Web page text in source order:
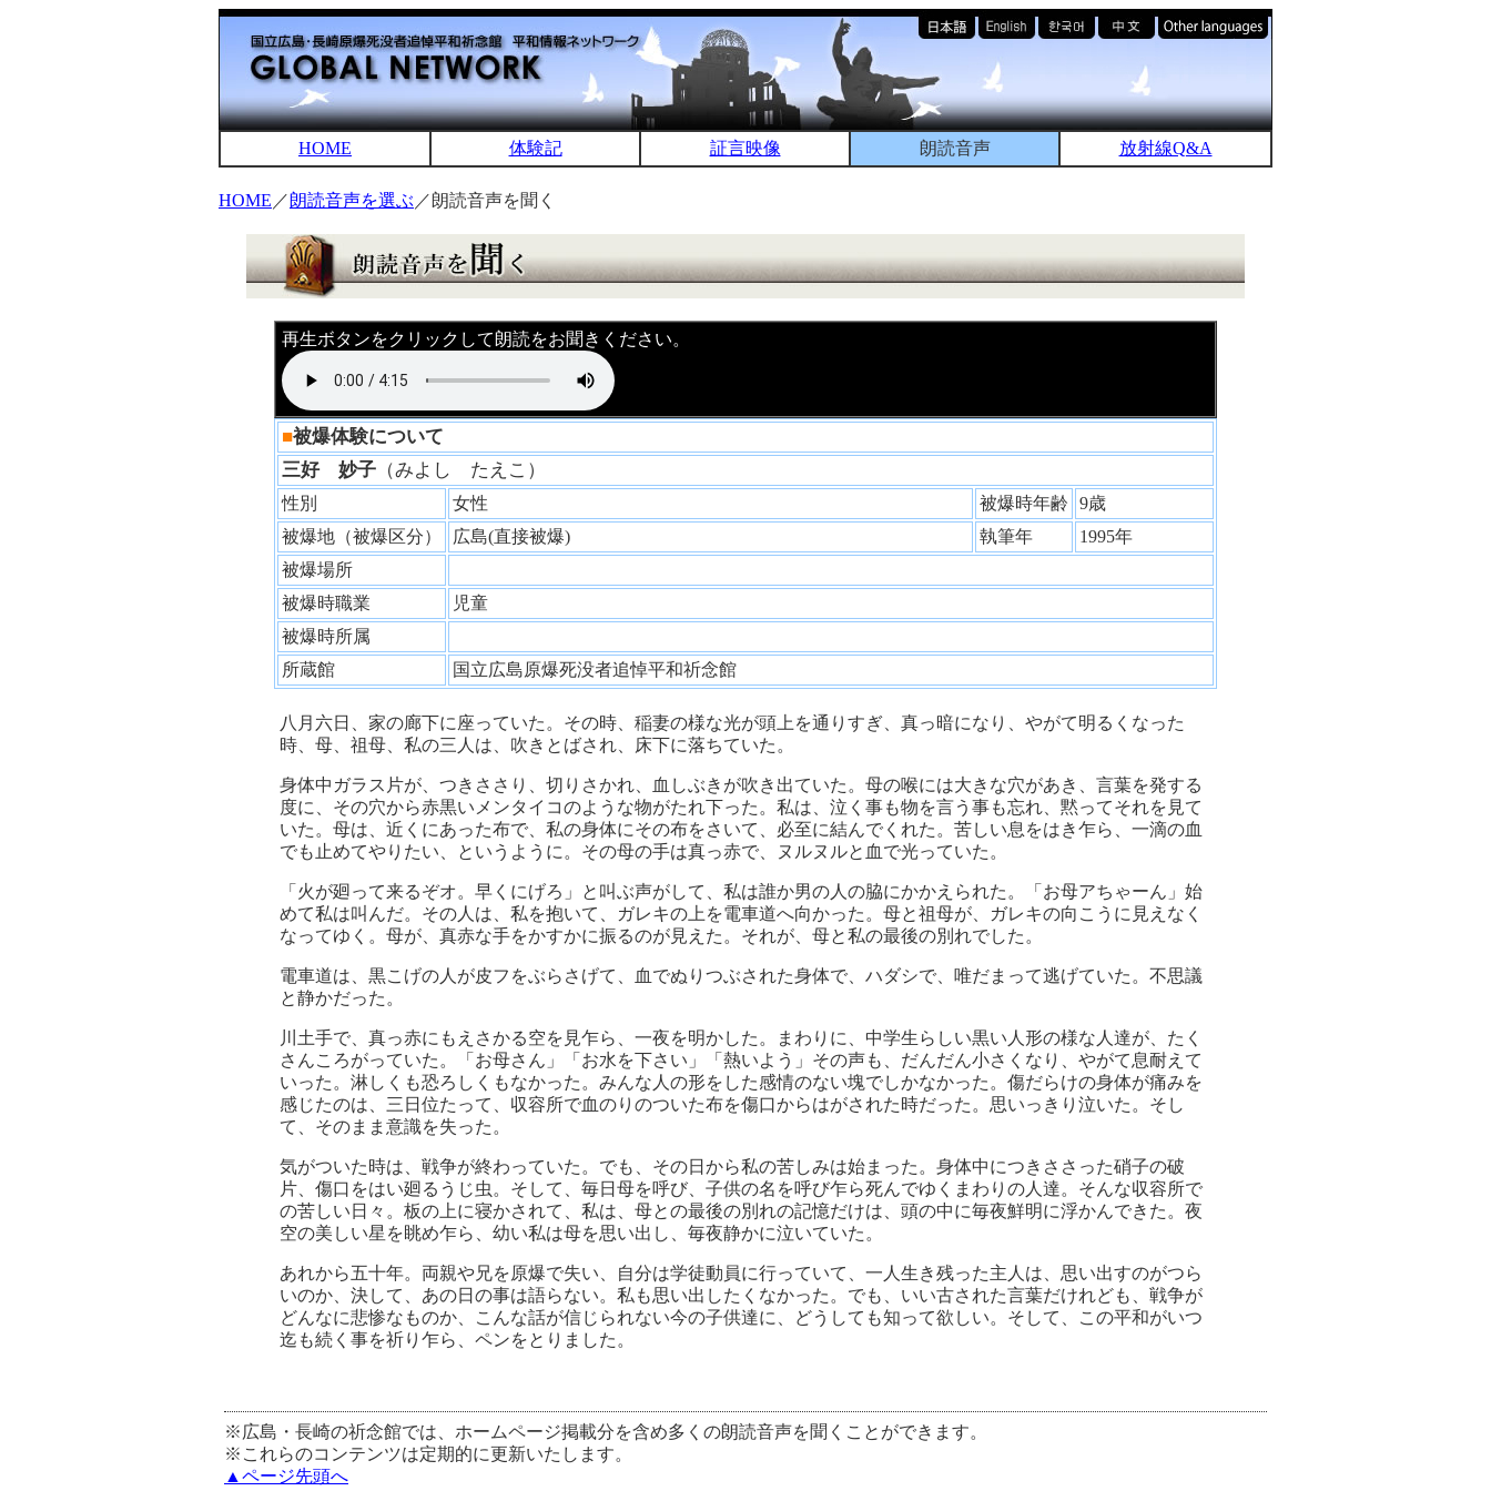
HOME 体験記 証言映像 朗読音声 放射線Q&A
HOME ／朗読音声を選ぶ ／朗読音声を聞く
再生ボタンをクリックして朗読をお聞きください。
■被爆体験について
三好 妙子 （みよし たえこ）
性別 女性 被爆時年齢
9歳
被爆地（被爆区分）
広島(直接被爆) 執筆年
1995年
被爆場所
被爆時職業
児童
被爆時所属
所蔵館
国立広島原爆死没者追悼平和祈念館
八月六日、家の廊下に座っていた。その時、稲妻の様な光が頭上を通りすぎ、真っ暗になり、やがて明るくなった
時、母、祖母、私の三人は、吹きとばされ、床下に落ちていた。
身体中ガラス片が、つきささり、切りさかれ、血しぶきが吹き出ていた。母の喉には大きな穴があき、言葉を発する
度に、その穴から赤黒いメンタイコのような物がたれ下った。私は、泣く事も物を言う事も忘れ、黙ってそれを見て
いた。母は、近くにあった布で、私の身体にその布をさいて、必至に結んでくれた。苦しい息をはき乍ら、一滴の血
でも止めてやりたい、というように。その母の手は真っ赤で、ヌルヌルと血で光っていた。
「火が廻って来るぞオ。早くにげろ」と叫ぶ声がして、私は誰か男の人の脇にかかえられた。「お母アちゃーん」始
めて私は叫んだ。その人は、私を抱いて、ガレキの上を電車道へ向かった。母と祖母が、ガレキの向こうに見えなく
なってゆく。母が、真赤な手をかすかに振るのが見えた。それが、母と私の最後の別れでした。
電車道は、黒こげの人が皮フをぶらさげて、血でぬりつぶされた身体で、ハダシで、唯だまって逃げていた。不思議
と静かだった。
川土手で、真っ赤にもえさかる空を見乍ら、一夜を明かした。まわりに、中学生らしい黒い人形の様な人達が、たく
さんころがっていた。「お母さん」「お水を下さい」「熱いよう」その声も、だんだん小さくなり、やがて息耐えて
いった。淋しくも恐ろしくもなかった。みんな人の形をした感情のない塊でしかなかった。傷だらけの身体が痛みを
感じたのは、三日位たって、収容所で血のりのついた布を傷口からはがされた時だった。思いっきり泣いた。そし
て、そのまま意識を失った。
気がついた時は、戦争が終わっていた。でも、その日から私の苦しみは始まった。身体中につきささった硝子の破
片、傷口をはい廻るうじ虫。そして、毎日母を呼び、子供の名を呼び乍ら死んでゆくまわりの人達。そんな収容所で
の苦しい日々。板の上に寝かされて、私は、母との最後の別れの記憶だけは、頭の中に毎夜鮮明に浮かんできた。夜
空の美しい星を眺め乍ら、幼い私は母を思い出し、毎夜静かに泣いていた。
あれから五十年。両親や兄を原爆で失い、自分は学徒動員に行っていて、一人生き残った主人は、思い出すのがつら
いのか、決して、あの日の事は語らない。私も思い出したくなかった。でも、いい古された言葉だけれども、戦争が
どんなに悲惨なものか、こんな話が信じられない今の子供達に、どうしても知って欲しい。そして、この平和がいつ
迄も続く事を祈り乍ら、ペンをとりました。
※広島・長崎の祈念館では、ホームページ掲載分を含め多くの朗読音声を聞くことができます。
※これらのコンテンツは定期的に更新いたします。
▲ページ先頭へ